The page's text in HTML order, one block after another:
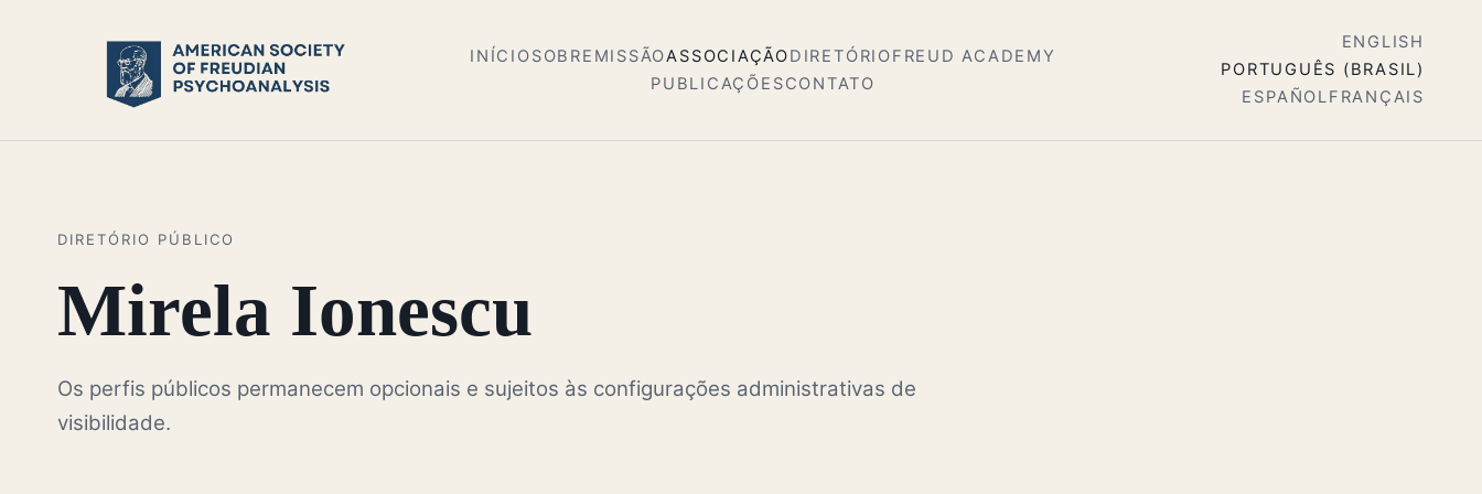
INÍCIOSOBRE MISSÃOASSOCIAÇÃODIRETÓRIOFREUD ACADEMY
PUBLICAÇÕESCONTATO
ENGLISH
PORTUGUÊS (BRASIL)
ESPAÑOLFRANÇAIS
DIRETÓRIO PÚBLICO
Mirela Ionescu
Os perfis públicos permanecem opcionais e sujeitos às configurações administrativas de
visibilidade.